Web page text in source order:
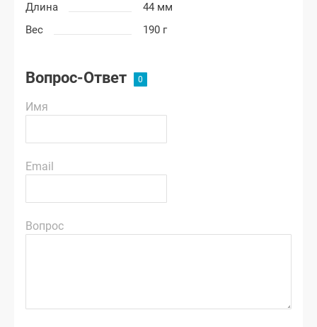
Длина
44 мм
Вес
190 г
Вопрос-Ответ
Имя
Email
Вопрос